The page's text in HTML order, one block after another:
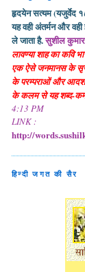
हृदयेन सत्यम (यजुर्वेद
यह वही अंतर्मन और
ले जाता है.सुशील
लावण्या शाह का कवि
एक ऐसे जनमानस के
के परम्पराओं और
के कलम से यह शब्द-
4:13 PM
LINK :
http://
हिन्दी जगत की सैर